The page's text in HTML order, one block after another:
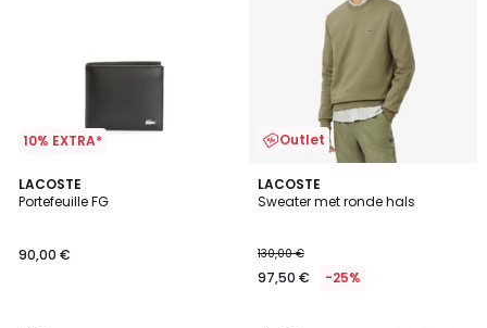
10% EXTRA*
LACOSTE
Portefeuille FG
90,00 €
5
/
Outlet
LACOSTE
Sweater met ronde hals
130,00 €
97,50 € -25%
4,5
/ 5
3
Kleuren